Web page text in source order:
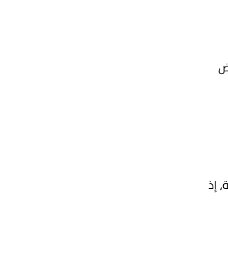
بزاوية 360 درجة، إذ